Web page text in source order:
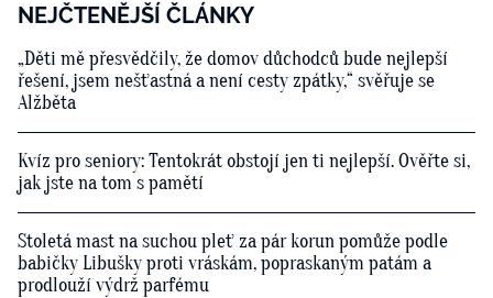
NEJČTENĚJŠÍ ČLÁNKY
„Děti mě přesvědčily, že domov důchodců bude nejlepší
řešení, jsem nešťastná a není cesty zpátky,“ svěřuje se
Alžběta
Kvíz pro seniory: Tentokrát obstojí jen ti nejlepší. Ověřte si,
jak jste na tom s pamětí
Stoletá mast na suchou pleť za pár korun pomůže podle
babičky Libušky proti vráskám, popraskaným patám a
prodlouží výdrž parfému